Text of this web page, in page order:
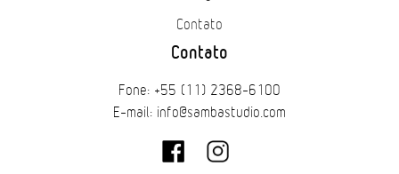
Contato
Contato
Fone: +55 (11) 2368-6100
E-mail: info@sambastudio.com